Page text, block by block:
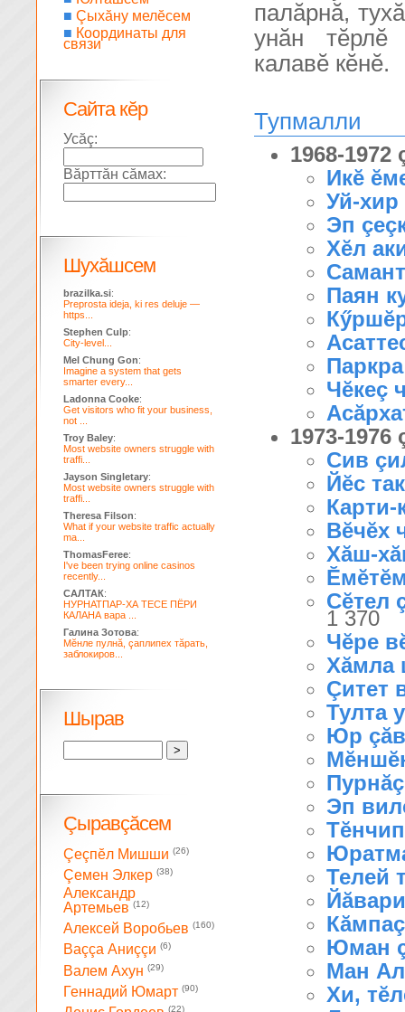
палăрнă,
унăн тĕрлĕ
калавĕ кĕнĕ.
Тупмалли
1968-1972
Икĕ
Уй-хир
Эп
Хĕл
Самант
Паян
Чĕкеç
1973-1976
Сив
Йĕс
Карти-
Вĕчĕх
Хăш-
Сĕтел
1 370
Чĕре
Хăмла
Çитет
Тулта
Юр
Эп
Телей
Юман
Ман
Хи,
■ Çыхăну мелĕсем
■ Координаты для
связи
Сайта кĕр
Усăç:
Вăрттăн сăмах:
Шухăшсем
brazilka.si:
Preprosta ideja, ki res deluje —
https...
Stephen Culp:
City-level...
Mel Chung Gon:
Imagine a system that gets
smarter every...
Ladonna Cooke:
Get visitors who fit your business,
not ...
Troy Baley:
Most website owners struggle with
traffi...
Jayson Singletary:
Most website owners struggle with
traffi...
Theresa Filson:
What if your website traffic actually
ma...
ThomasFeree:
I've been trying online casinos
recently...
САЛТАК:
НУРНАТПАР-ХА ТЕСЕ ПЁРИ
КАЛАНА вара ...
Галина Зотова:
Мĕнле пулнă, çаплипех тăрать,
заблокиров...
Шырав
Çыравçăсем
Çеçпĕл Мишши (26)
Çемен Элкер (38)
Александр
Артемьев (12)
Алексей Воробьев (160)
Ваççа Аниççи (6)
Валем Ахун (29)
Геннадий Юмарт (90)
(22)